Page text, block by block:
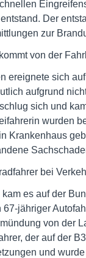
Der
zur
von der
ereignete sich
aufgrund
sich und
wurden
Krankenhaus
bei
es auf der
jähriger
von der
der auf der
und